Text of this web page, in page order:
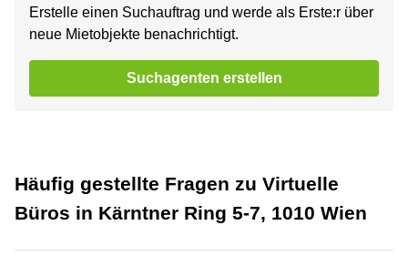
Erstelle einen Suchauftrag und werde als Erste:r über
neue Mietobjekte benachrichtigt.
Suchagenten erstellen
Häufig gestellte Fragen zu Virtuelle
Büros in Kärntner Ring 5-7, 1010 Wien